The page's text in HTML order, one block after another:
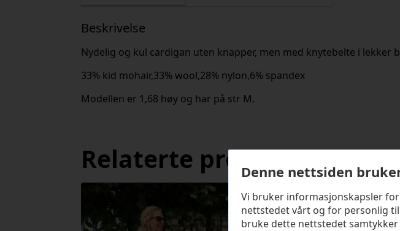
Beskrivelse
Nydelig og kul cardigan uten knapper, men med knytebelte i
33% kid mohair,33% wool,28% nylon,6% spandex
Modellen er 1,68 høy og har på str M.
Relaterte produkter
Denne nettsiden
Vi bruker informasjonskapsler
nettstedet vårt og for personlig
bruke dette nettstedet